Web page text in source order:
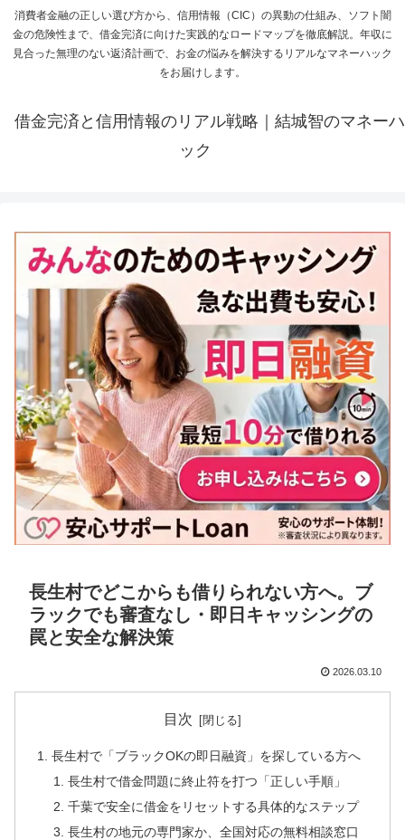
消費者金融の正しい選び方から、信用情報（CIC）の異動の仕組み、ソフト闇
金の危険性まで、借金完済に向けた実践的なロードマップを徹底解説。年収に
見合った無理のない返済計画で、お金の悩みを解決するリアルなマネーハック
をお届けします。
借金完済と信用情報のリアル戦略｜結城智のマネーハ
ック
長生村でどこからも借りられない方へ。ブ
ラックでも審査なし・即日キャッシングの
罠と安全な解決策
2026.03.10
目次
長生村で「ブラックOKの即日融資」を探している方へ
長生村で借金問題に終止符を打つ「正しい手順」
千葉で安全に借金をリセットする具体的なステップ
長生村の地元の専門家か、全国対応の無料相談窓口